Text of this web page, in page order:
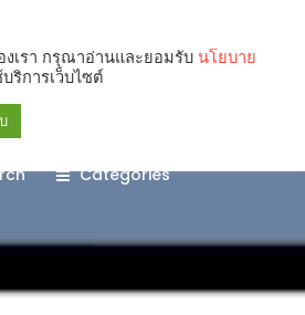
Categories
งเรา กรุณาอ่านและยอมรับ นโยบาย
บริการเว็บไซต์